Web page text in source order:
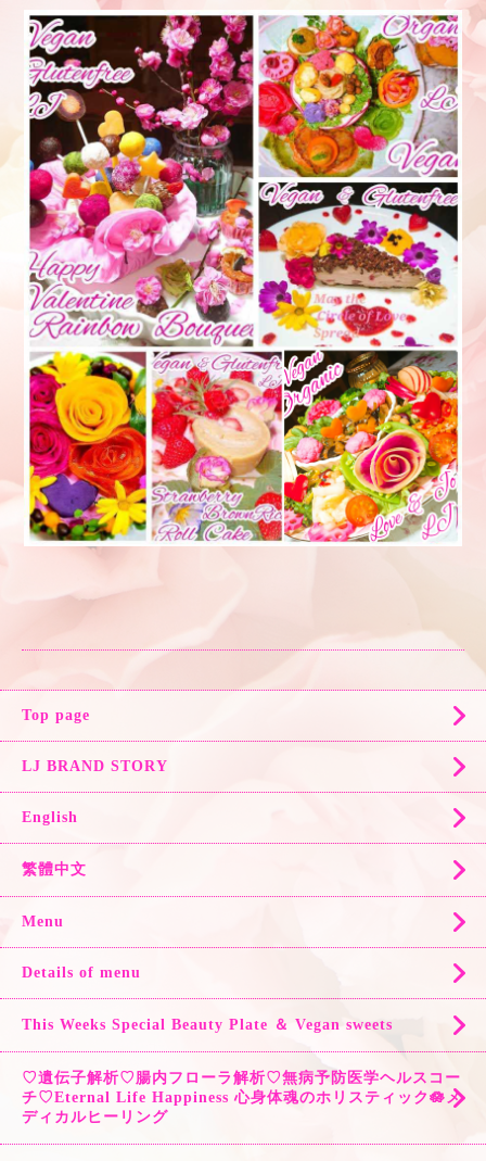
Top page
LJ BRAND STORY
English
繁體中文
Menu
Details of menu
This Weeks Special Beauty Plate ＆ Vegan sweets
♡遺伝子解析♡腸内フローラ解析♡無病予防医学ヘルスコー
チ♡Eternal Life Happiness 心身体魂のホリスティック🪷メ
ディカルヒーリング